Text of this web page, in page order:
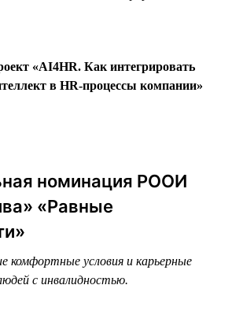
«AI4HR. Как интегрировать
в HR-процессы компании»
номинация РООИ
«Равные
комфортные условия и карьерные
с инвалидностью.